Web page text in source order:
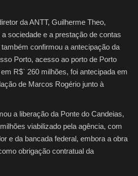
da ANTT, Guilherme Theo,
sociedade e a prestação de contas
confirmou a antecipação da
Porto, acesso ao porto de Porto
R$` 260 milhões, foi antecipada em
de Marcos Rogério junto à
a liberação da Ponte do Candeias,
viabilizado pela agência, com
e da bancada federal, embora a obra
obrigação contratual da